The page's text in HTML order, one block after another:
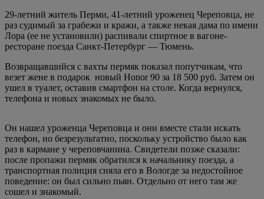
29-летний житель Перми, 41-летний уроженец Череповца, не
раз судимый за грабежи и кражи, а также некая дама по имени
Лора (ее не установили) распивали спиртное в вагоне-
ресторане поезда Санкт-Петербург — Тюмень.
Возвращавшийся с вахты пермяк показал попутчикам, что
везет жене в подарок новый Honor 90 за 18 500 руб. Затем он
ушел в туалет, оставив смартфон на столе. Когда вернулся,
телефона и новых знакомых не было.
Он нашел уроженца Череповца и они вместе стали искать
телефон, но безрезультатно, поскольку устройство было как
раз в кармане у череповчанина. Свидетели позже сказали:
после пропажи пермяк обратился к начальнику поезда, а
транспортная полиция сняла его в Вологде за недостойное
поведение: он был сильно пьян. Отдельно от него там же
сошел и знакомый.